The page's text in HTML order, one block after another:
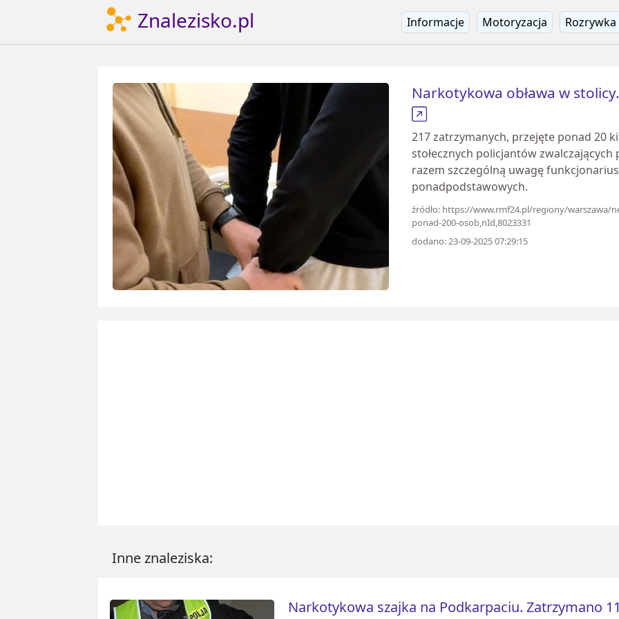
Znalezisko.pl Informacje Motoryzacja Rozrywka
Narkotykowa obława w
217 zatrzymanych, przejęte ponad 20
stołecznych policjantów
razem szczególną uwagę
ponadpodstawowych.
źródło: https://www.rmf24.pl/regiony/warszawa/
ponad-200-osob,nId,8023331
dodano: 23-09-2025 07:29:15
Inne znaleziska:
Narkotykowa szajka na Podkarpaciu. Zatrzymano